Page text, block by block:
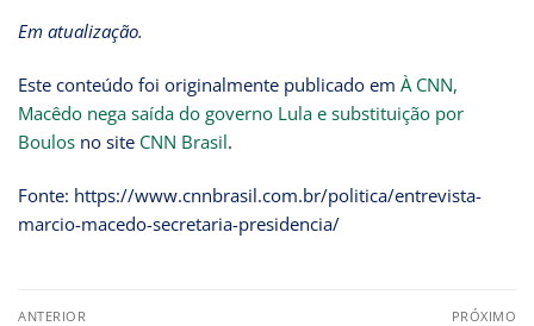
Em atualização.
Este conteúdo foi originalmente publicado em À CNN,
Macêdo nega saída do governo Lula e substituição por
Boulos no site CNN Brasil.
Fonte: https://www.cnnbrasil.com.br/politica/entrevista-
marcio-macedo-secretaria-presidencia/
ANTERIOR PRÓXIMO